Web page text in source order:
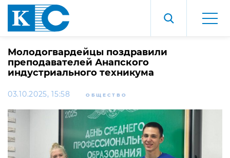
Молодогвардейцы поздравили
преподавателей Анапского
индустриального техникума
03.10.2025, 15:58 ОБЩЕСТВО